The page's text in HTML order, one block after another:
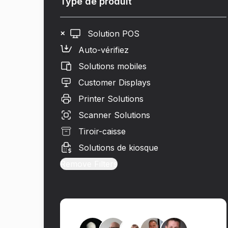
✕
Solution POS
Auto-vérifiez
Solutions mobiles
Customer Displays
Printer Solutions
Scanner Solutions
Tiroir-caisse
Solutions de kiosque
Remove Filters